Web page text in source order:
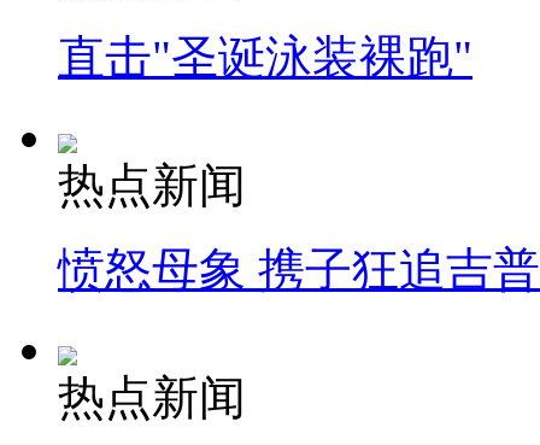
直击"圣诞泳装裸跑"
热点新闻
愤怒母象 携子狂追吉
热点新闻